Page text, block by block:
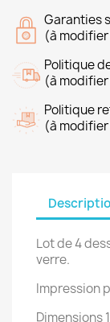
Garanties
(à
Politique
(à
Politique
(à
Lot de 4
verre.
Impression
Dimensions